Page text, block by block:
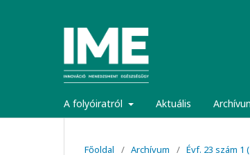
A folyóiratról Aktuális
Főoldal / Archívum / Évf. 23 szám 1